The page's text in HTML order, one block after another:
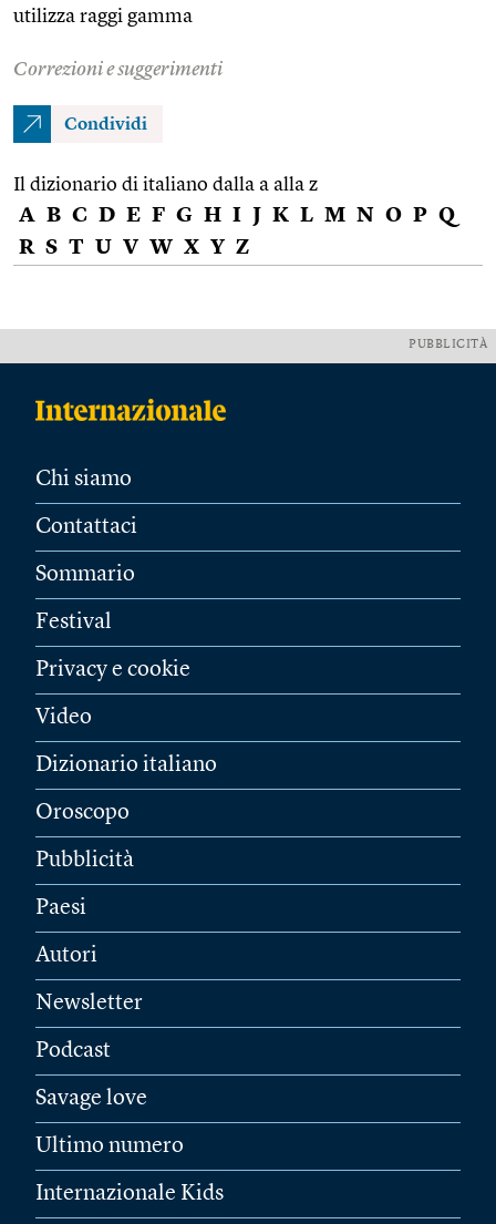
utilizza raggi gamma
Correzioni e suggerimenti
Condividi
Il dizionario di italiano dalla a alla z
A B C D E F G H I J K L M N O P Q
R S T U V W X Y Z
PUBBLICITÀ
Chi siamo
Contattaci
Sommario
Festival
Privacy e cookie
Video
Dizionario italiano
Oroscopo
Pubblicità
Paesi
Autori
Newsletter
Podcast
Savage love
Ultimo numero
Internazionale Kids